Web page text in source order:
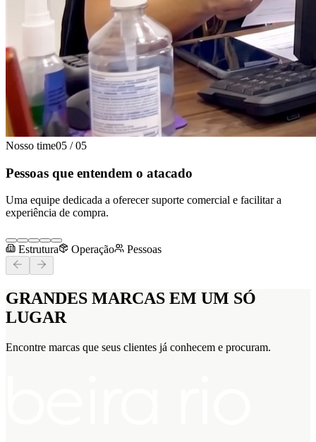
Nosso time05 / 05
Pessoas que entendem o atacado
Uma equipe dedicada a oferecer suporte comercial e facilitar a
experiência de compra.
Estrutura Operação Pessoas
GRANDES MARCAS EM UM SÓ
LUGAR
Encontre marcas que seus clientes já conhecem e procuram.